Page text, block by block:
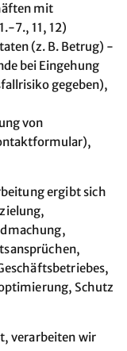
mit
7., 11, 12)
(z. B. Betrug) -
bei Eingehung
gegeben),
von
ergibt sich
Schutz
verarbeiten wir